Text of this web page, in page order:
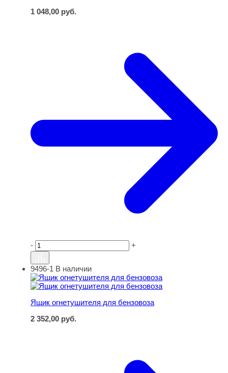
1 048,00 руб.
- +
Ящик огнетушителя для бензовоза
9496-1 В наличии
Ящик огнетушителя для бензовоза
2 352,00 руб.